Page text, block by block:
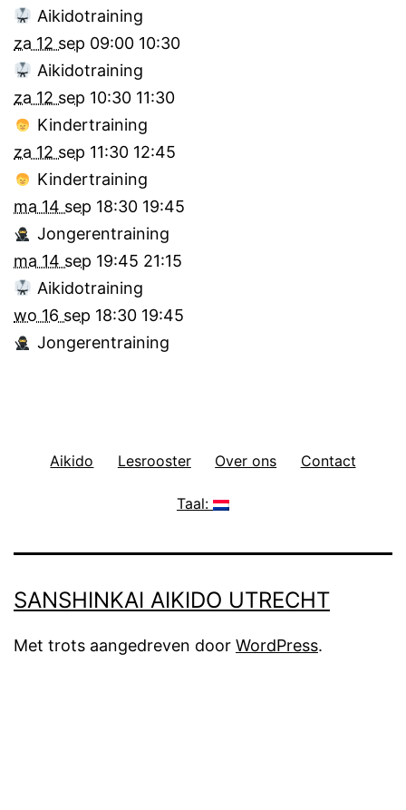
Aikidotraining
za 12 sep 09:00 10:30
Aikidotraining
za 12 sep 10:30 11:30
Kindertraining
za 12 sep 11:30 12:45
Kindertraining
ma 14 sep 18:30 19:45
Jongerentraining
ma 14 sep 19:45 21:15
Aikidotraining
wo 16 sep 18:30 19:45
Jongerentraining
Aikido Lesrooster Over ons Contact
Taal:
SANSHINKAI AIKIDO UTRECHT
Met trots aangedreven door WordPress.